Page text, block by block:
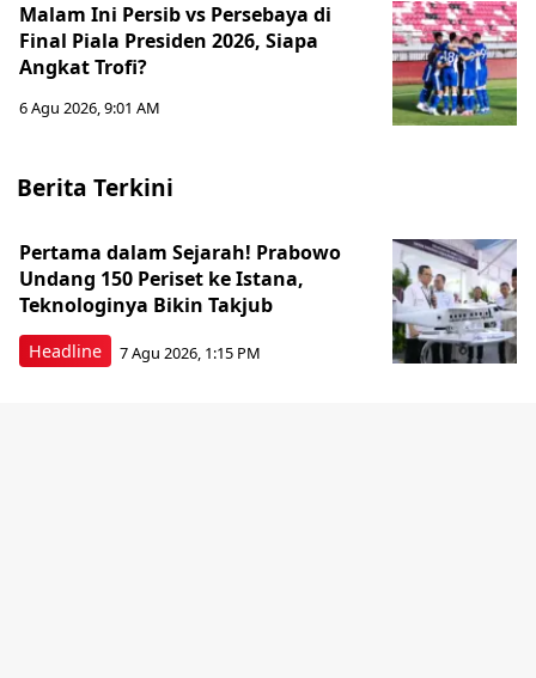
Malam Ini Persib vs Persebaya di
Final Piala Presiden 2026, Siapa
Angkat Trofi?
6 Agu 2026, 9:01 AM
Berita Terkini
Headline
Pertama dalam Sejarah! Prabowo
Undang 150 Periset ke Istana,
Teknologinya Bikin Takjub
7 Agu 2026, 1:15 PM